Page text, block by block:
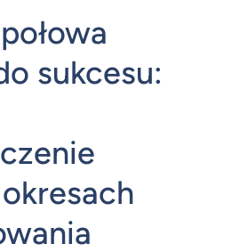
sukcesu: